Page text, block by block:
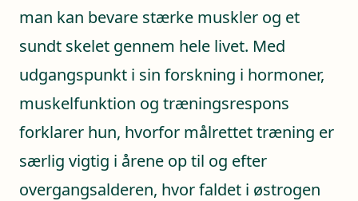
man kan bevare stærke muskler og et
sundt skelet gennem hele livet. Med
udgangspunkt i sin forskning i hormoner,
muskelfunktion og træningsrespons
forklarer hun, hvorfor målrettet træning er
særlig vigtig i årene op til og efter
overgangsalderen, hvor faldet i østrogen